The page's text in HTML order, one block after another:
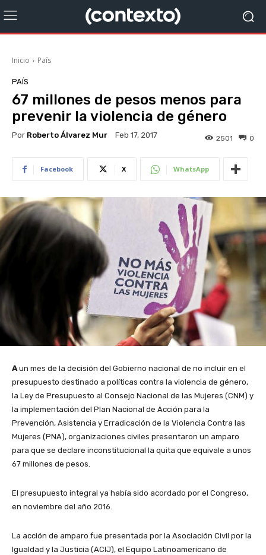
Inicio País
PAÍS
67 millones de pesos menos para
prevenir la violencia de género
Por Roberto Álvarez Mur Feb 17, 2017 0
2501
Facebook X WhatsApp
Aun mes de la decisión del Gobierno nacional de no incluir en el
presupuesto destinado a políticas contra la violencia de género,
la Ley de Presupuesto al Consejo Nacional de las Mujeres (CNM) y
la implementación del Plan Nacional de Acción para la
Prevención, Asistencia y Erradicación de la Violencia Contra las
Mujeres (PNA), organizaciones civiles presentaron un amparo
para que se declare inconstitucional la quita que equivale a unos
67 millones de pesos.
El presupuesto integral ya había sido acordado por el Congreso,
en noviembre del año 2016.
La acción de amparo fue presentada por la Asociación Civil por la
Igualdad y la Justicia (ACIJ), el Equipo Latinoamericano de